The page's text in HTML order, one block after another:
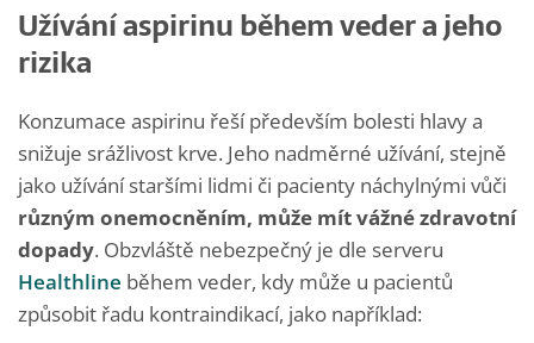
Užívání aspirinu během veder a jeho
rizika
Konzumace aspirinu řeší především bolesti hlavy a
snižuje srážlivost krve. Jeho nadměrné užívání, stejně
jako užívání staršími lidmi či pacienty náchylnými vůči
různým onemocněním, může mít vážné zdravotní
dopady. Obzvláště nebezpečný je dle serveru
Healthline během veder, kdy může u pacientů
způsobit řadu kontraindikací, jako například: